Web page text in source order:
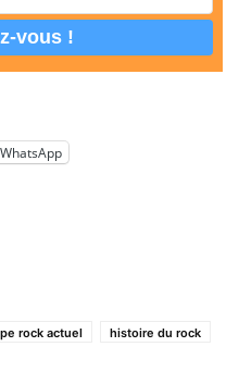
WhatsApp
rock actuel
histoire du rock